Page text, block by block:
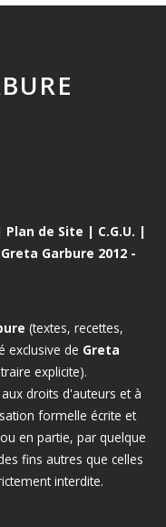
Plan de Site | C.G.U. |
Garbure 2012 -
(textes, recettes,
exclusive de Greta
explicite).
droits d'auteurs et à
formelle écrite et
en partie, par quelque
fins autres que celles
interdite.